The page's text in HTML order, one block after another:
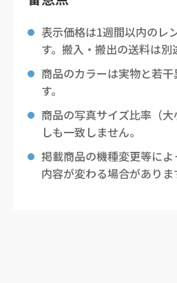
表示価格は1週間以内のレ
す。搬入・搬出の送料は別
商品のカラーは実物と若
す。
商品の写真サイズ比率（
しも一致しません。
掲載商品の機種変更等に
内容が変わる場合がありま